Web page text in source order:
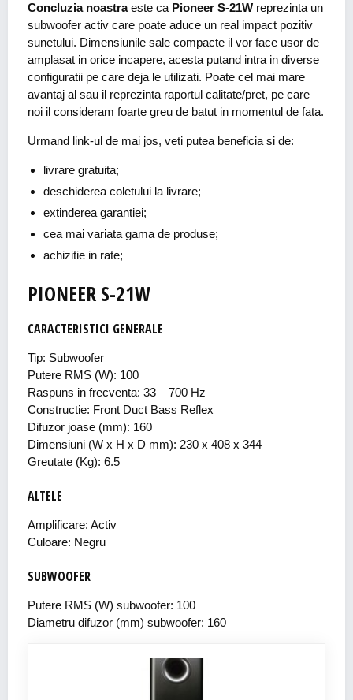
Concluzia noastraeste ca Pioneer S-21W reprezinta un
subwoofer activ care poate aduce un real impact pozitiv
sunetului. Dimensiunile sale compacte il vor face usor de
amplasat in orice incapere, acesta putand intra in diverse
configuratii pe care deja le utilizati. Poate cel mai mare
avantaj al sau il reprezinta raportul calitate/pret, pe care
noi il consideram foarte greu de batut in momentul de fata.
Urmand link-ul de mai jos, veti putea beneficia si de:
livrare gratuita;
deschiderea coletului la livrare;
extinderea garantiei;
cea mai variata gama de produse;
achizitie in rate;
PIONEER S-21W
CARACTERISTICI GENERALE
Tip: Subwoofer
Putere RMS (W): 100
Raspuns in frecventa: 33 – 700 Hz
Constructie: Front Duct Bass Reflex
Difuzor joase (mm): 160
Dimensiuni (W x H x D mm): 230 x 408 x 344
Greutate (Kg): 6.5
ALTELE
Amplificare: Activ
Culoare: Negru
SUBWOOFER
Putere RMS (W) subwoofer: 100
Diametru difuzor (mm) subwoofer: 160